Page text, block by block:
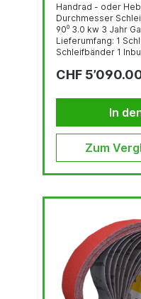
Handrad - oder
Durchmesser
90⁰ 3.0 kw 3 Jahr
Lieferumfang: 1 Schleifrolle 42,4 mm 5
Schleifbänder 1
CHF
In
Zum